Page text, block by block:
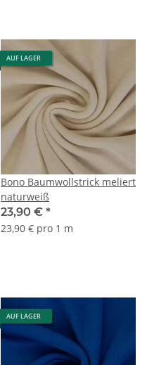
AUF LAGER
Bono Baumwollstrick meliert
naturweiß
23,90 € *
23,90 € pro 1 m
AUF LAGER